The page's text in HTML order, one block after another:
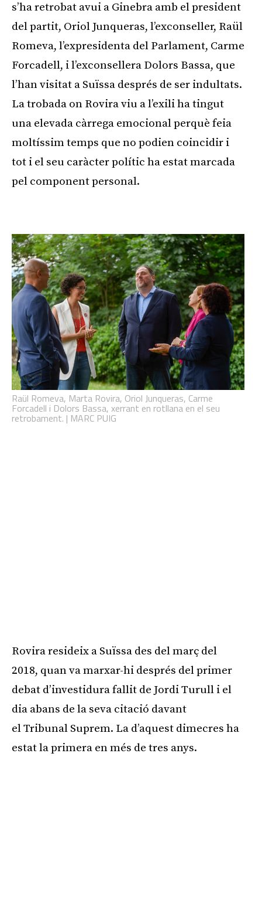
s’ha retrobat avui a Ginebra amb el president
del partit, Oriol Junqueras, l’exconseller, Raül
Romeva, l’expresidenta del Parlament, Carme
Forcadell, i l’exconsellera Dolors Bassa, que
l’han visitat a Suïssa després de ser indultats.
La trobada on Rovira viu a l’exili ha tingut
una elevada càrrega emocional perquè feia
moltíssim temps que no podien coincidir i
tot i el seu caràcter polític ha estat marcada
pel component personal.
Raül Romeva, Marta Rovira, Oriol Junqueras, Carme
Forcadell i Dolors Bassa, xerrant en rotllana en el seu
retrobament. | MARC PUIG
Rovira resideix a Suïssa des del març del
2018, quan va marxar-hi després del primer
debat d’investidura fallit de Jordi Turull i el
dia abans de la seva citació davant
el Tribunal Suprem. La d’aquest dimecres ha
estat la primera en més de tres anys.